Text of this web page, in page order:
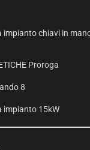
chiavi in
Proroga
8
impianto 15kW